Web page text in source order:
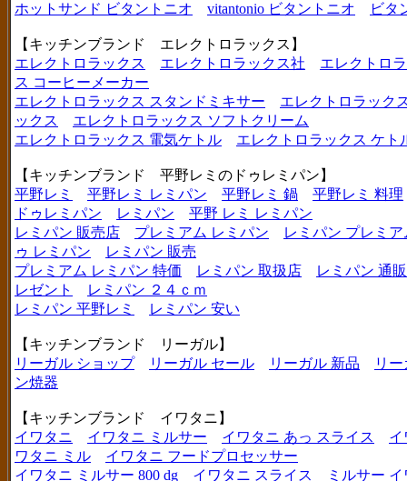
ホットサンド ビタントニオ
vitantonio ビタントニオ ビタ
【キッチンブランド エレクトロラックス】
エレクトロラックス
エレクトロラックス社
エレクトロ
ス コーヒーメーカー
エレクトロラックス スタンドミキサー
エレクトロラック
ックス
エレクトロラックス ソフトクリーム
エレクトロラックス 電気ケトル
エレクトロラックス ケト
【キッチンブランド 平野レミのドゥレミパン】
平野レミ
平野レミ レミパン 平野レミ 鍋
平野レミ 料理
ドゥレミパン
レミパン
平野 レミ レミパン
レミパン 販売店
プレミアム レミパン
レミパン プレミア
ゥ レミパン
レミパン 販売
プレミアム レミパン 特価
レミパン 取扱店
レミパン 通販
レゼント
レミパン ２４ｃｍ
レミパン 平野レミ
レミパン 安い
【キッチンブランド リーガル】
リーガル ショップ
リーガル セール リーガル 新品
リ
ン焼器
【キッチンブランド イワタニ】
イワタニ
イワタニ ミルサー イワタニ あっ スライス
イ
ワタニ ミル
イワタニ フードプロセッサー
イワタニ ミルサー 800 dg
イワタニ スライス ミルサー